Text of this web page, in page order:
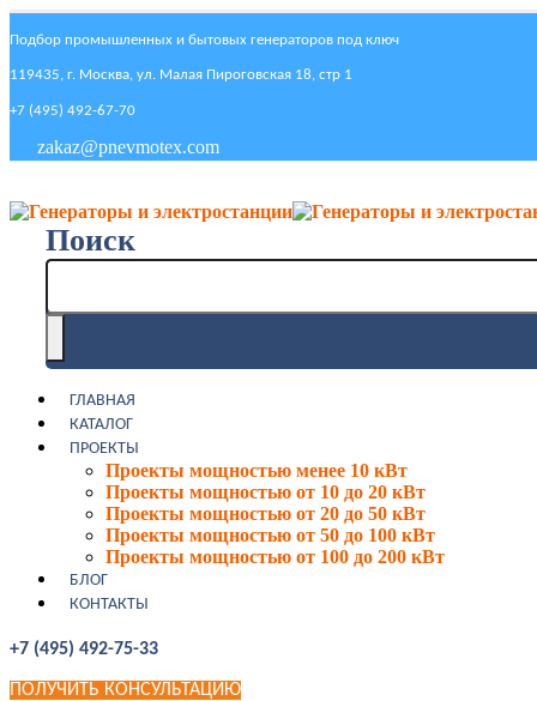
Подбор промышленных и бытовых генераторов под ключ
119435, г. Москва, ул. Малая Пироговская 18, стр 1
+7 (495) 492-67-70
zakaz@pnevmotex.com
Поиск
ГЛАВНАЯ
КАТАЛОГ
ПРОЕКТЫ
Проекты мощностью менее 10 кВт
Проекты мощностью от 10 до 20 кВт
Проекты мощностью от 20 до 50 кВт
Проекты мощностью от 50 до 100 кВт
Проекты мощностью от 100 до 200 кВт
БЛОГ
КОНТАКТЫ
+7 (495) 492-75-33
ПОЛУЧИТЬ КОНСУЛЬТАЦИЮ